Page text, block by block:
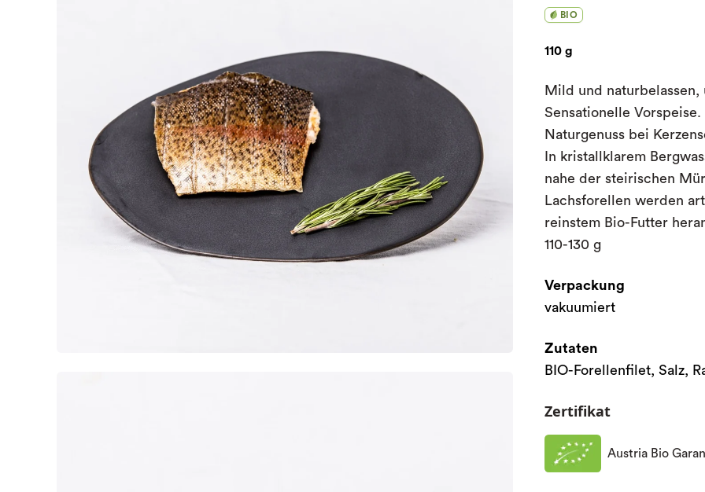
BIO
110 g
Mild und
Sensationelle
Naturgenuss bei
In kristallklarem
nahe der steirischen
Lachsforellen werden
reinstem Bio-Futter
110-130 g
Verpackung
vakuumiert
Zutaten
BIO-Forellenfilet, Salz,
Zertifikat
Austria Bio